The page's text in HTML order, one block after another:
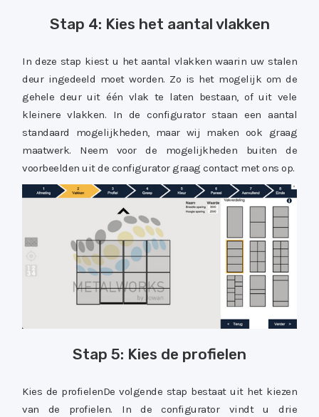
Stap 4: Kies het aantal vlakken
In deze stap kiest u het aantal vlakken waarin uw stalen
deur ingedeeld moet worden. Zo is het mogelijk om de
gehele deur uit één vlak te laten bestaan, of uit vele
kleinere vlakken. In de configurator staan een aantal
standaard mogelijkheden, maar wij maken ook graag
maatwerk. Neem voor de mogelijkheden buiten de
voorbeelden uit de configurator graag contact met ons op.
Stap 5: Kies de profielen
Kies de profielenDe volgende stap bestaat uit het kiezen
van de profielen. In de configurator vindt u drie